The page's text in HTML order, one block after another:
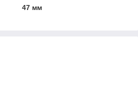
47 мм